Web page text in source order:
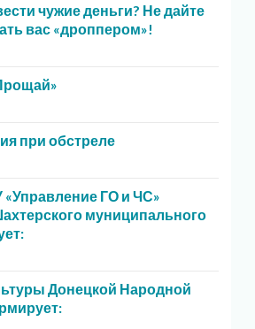
чужие деньги? Не дайте
вас «дроппером»!
при обстреле
ГО и ЧС»
муниципального
Донецкой Народной